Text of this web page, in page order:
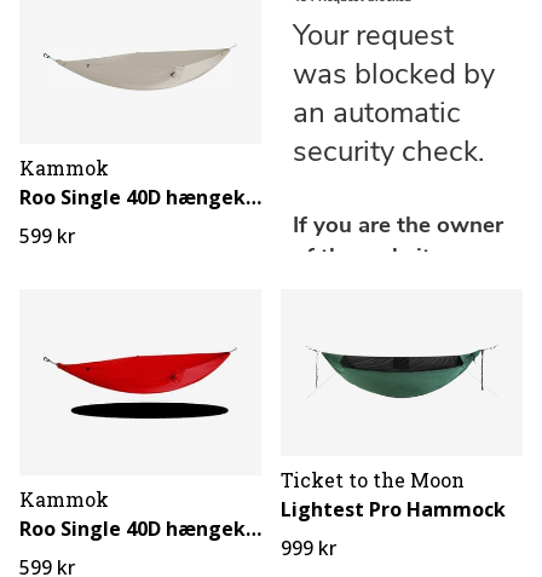
Kammok
Roo Single 40D hængekøje
599 kr
Kammok
Roo Single 40D hængekøje
599 kr
Ticket to the Moon
Lightest Pro Hammock
999 kr